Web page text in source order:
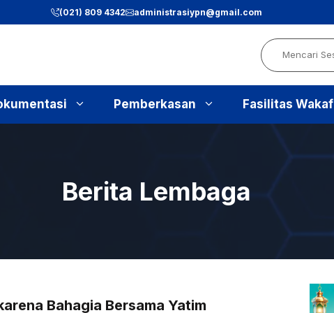
(021) 809 4342 administrasiypn@gmail.com
Search
Pemberkasan Fasilitas Wakaf
Berita Lembaga
Bahagia Bersama Yatim